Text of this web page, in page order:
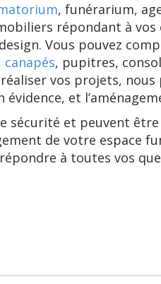
, funérarium,
répondant à vos
Vous pouvez
canapés, pupitres,
vos projets,
et
et peuvent être
de votre espace
à toutes vos